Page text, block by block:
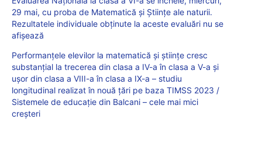
29 mai, cu proba de Matematică și Științe ale naturii.
Rezultatele individuale obținute la aceste evaluări nu se
afișează
Performanțele elevilor la matematică și științe cresc
substanțial la trecerea din clasa a IV-a în clasa a V-a și
ușor din clasa a VIII-a în clasa a IX-a – studiu
longitudinal realizat în nouă țări pe baza TIMSS 2023 /
Sistemele de educație din Balcani – cele mai mici
creșteri